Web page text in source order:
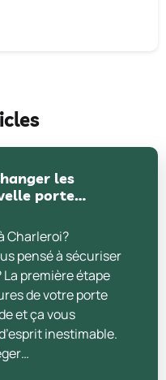
les
porte…
Charleroi?
pensé à sécuriser
première étape
de votre porte
et ça vous
inestimable.